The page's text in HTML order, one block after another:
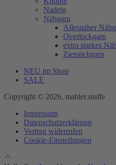
Nadeln
Nähgarn
Allesnäher
Overlockgarn
extra starkes
Zierstichgarn
NEU im Shop
SALE
Copyright © 2026, mahler.stoffe
Impressum
Datenschutzerklärung
Vertrag widerrufen
Cookie-Einstellungen